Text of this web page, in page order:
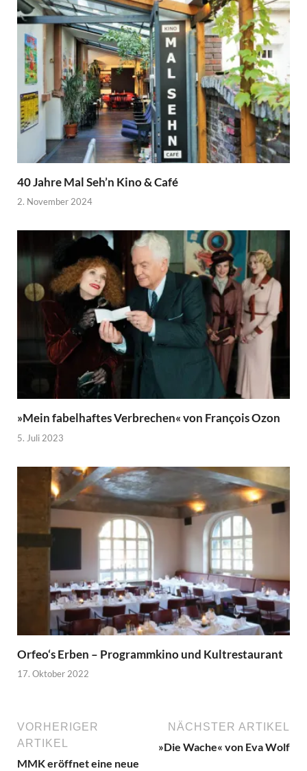
40 Jahre Mal Seh’n Kino & Café
2. November 2024
»Mein fabelhaftes Verbrechen« von François Ozon
5. Juli 2023
Orfeo‘s Erben – Programmkino und Kultrestaurant
17. Oktober 2022
VORHERIGER
ARTIKEL
MMK eröffnet eine neue
NÄCHSTER ARTIKEL
»Die Wache« von Eva Wolf